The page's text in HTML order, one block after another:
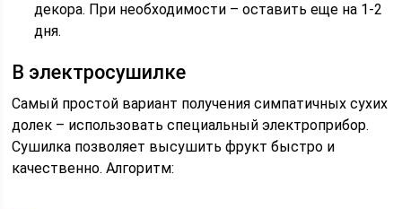
декора. При необходимости – оставить еще на 1-2
дня.
В электросушилке
Самый простой вариант получения симпатичных сухих
долек – использовать специальный электроприбор.
Сушилка позволяет высушить фрукт быстро и
качественно. Алгоритм: